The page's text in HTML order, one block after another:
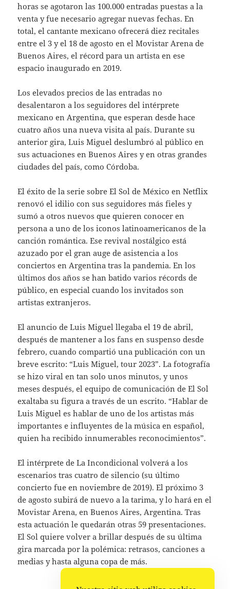
horas se agotaron las 100.000 entradas puestas a la
venta y fue necesario agregar nuevas fechas. En
total, el cantante mexicano ofrecerá diez recitales
entre el 3 y el 18 de agosto en el Movistar Arena de
Buenos Aires, el récord para un artista en ese
espacio inaugurado en 2019.
Los elevados precios de las entradas no
desalentaron a los seguidores del intérprete
mexicano en Argentina, que esperan desde hace
cuatro años una nueva visita al país. Durante su
anterior gira, Luis Miguel deslumbró al público en
sus actuaciones en Buenos Aires y en otras grandes
ciudades del país, como Córdoba.
El éxito de la serie sobre El Sol de México en Netflix
renovó el idilio con sus seguidores más fieles y
sumó a otros nuevos que quieren conocer en
persona a uno de los iconos latinoamericanos de la
canción romántica. Ese revival nostálgico está
azuzado por el gran auge de asistencia a los
conciertos en Argentina tras la pandemia. En los
últimos dos años se han batido varios récords de
público, en especial cuando los invitados son
artistas extranjeros.
El anuncio de Luis Miguel llegaba el 19 de abril,
después de mantener a los fans en suspenso desde
febrero, cuando compartió una publicación con un
breve escrito: “Luis Miguel, tour 2023”. La fotografía
se hizo viral en tan solo unos minutos, y unos
meses después, el equipo de comunicación de El Sol
exaltaba su figura a través de un escrito. “Hablar de
Luis Miguel es hablar de uno de los artistas más
importantes e influyentes de la música en español,
quien ha recibido innumerables reconocimientos”.
El intérprete de La Incondicional volverá a los
escenarios tras cuatro de silencio (su último
concierto fue en noviembre de 2019). El próximo 3
de agosto subirá de nuevo a la tarima, y lo hará en el
Movistar Arena, en Buenos Aires, Argentina. Tras
esta actuación le quedarán otras 59 presentaciones.
El Sol quiere volver a brillar después de su última
gira marcada por la polémica: retrasos, canciones a
medias y hasta alguna copa de más.